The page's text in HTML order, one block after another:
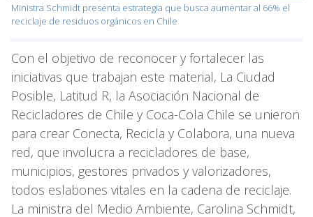
Ministra Schmidt presenta estrategia que busca aumentar al 66% el
reciclaje de residuos orgánicos en Chile
Con el objetivo de reconocer y fortalecer las
iniciativas que trabajan este material, La Ciudad
Posible, Latitud R, la Asociación Nacional de
Recicladores de Chile y Coca-Cola Chile se unieron
para crear Conecta, Recicla y Colabora, una nueva
red, que involucra a recicladores de base,
municipios, gestores privados y valorizadores,
todos eslabones vitales en la cadena de reciclaje.
La ministra del Medio Ambiente, Carolina Schmidt,